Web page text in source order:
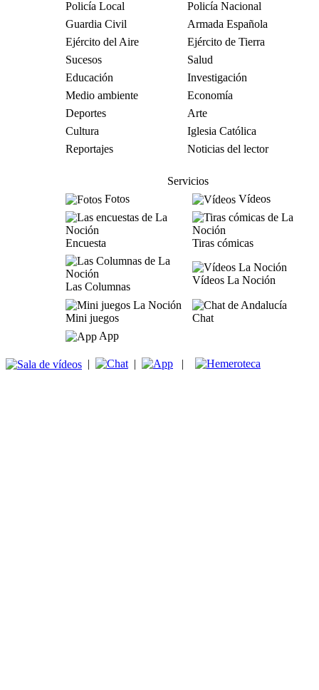
Policía Local
Policía Nacional
Guardia Civil
Armada Española
Ejército del Aire
Ejército de Tierra
Sucesos
Salud
Educación
Investigación
Medio ambiente
Economía
Deportes
Arte
Cultura
Iglesia Católica
Reportajes
Noticias del lector
Servicios
Fotos
Vídeos
Encuesta Tiras cómicas
Las Columnas
Vídeos La Noción
Mini juegos
Chat
App
| | |